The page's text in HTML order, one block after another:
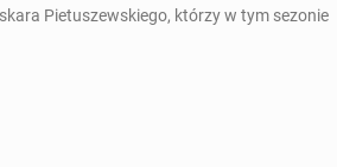
Pietuszewskiego, którzy w tym sezonie